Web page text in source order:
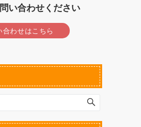
い合わせください
合わせはこちら